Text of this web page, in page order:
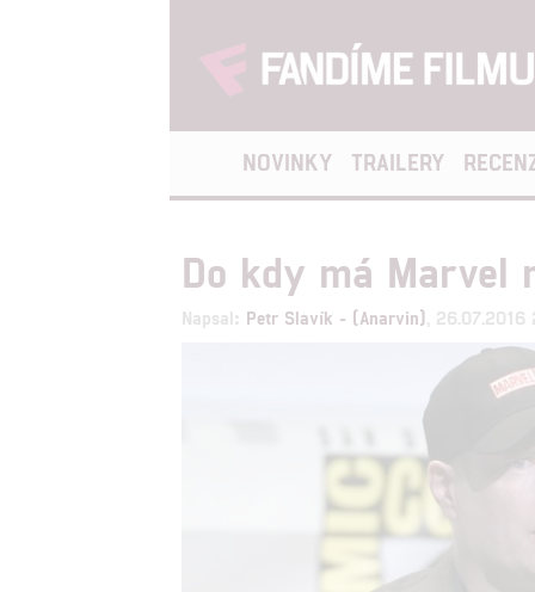
NOVINKY TRAILERY
Do kdy má Marvel
Napsal: Petr Slavík - (Anarvin) ,